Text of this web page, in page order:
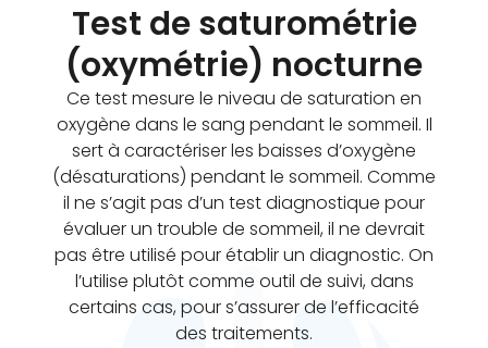
Test de saturométrie
(oxymétrie) nocturne
Ce test mesure le niveau de saturation en
oxygène dans le sang pendant le sommeil. Il
sert à caractériser les baisses d’oxygène
(désaturations) pendant le sommeil. Comme
il ne s’agit pas d’un test diagnostique pour
évaluer un trouble de sommeil, il ne devrait
pas être utilisé pour établir un diagnostic. On
l’utilise plutôt comme outil de suivi, dans
certains cas, pour s’assurer de l’efficacité
des traitements.